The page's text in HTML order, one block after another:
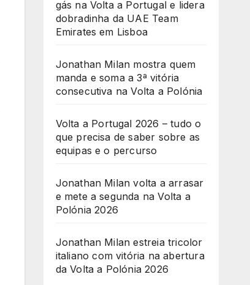
gás na Volta a Portugal e lidera
dobradinha da UAE Team
Emirates em Lisboa
Jonathan Milan mostra quem
manda e soma a 3ª vitória
consecutiva na Volta a Polónia
Volta a Portugal 2026 – tudo o
que precisa de saber sobre as
equipas e o percurso
Jonathan Milan volta a arrasar
e mete a segunda na Volta a
Polónia 2026
Jonathan Milan estreia tricolor
italiano com vitória na abertura
da Volta a Polónia 2026